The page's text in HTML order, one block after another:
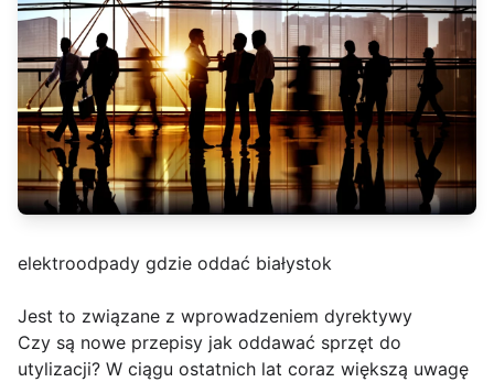
elektroodpady gdzie oddać białystok
Jest to związane z wprowadzeniem dyrektywy
Czy są nowe przepisy jak oddawać sprzęt do
utylizacji? W ciągu ostatnich lat coraz większą uwagę